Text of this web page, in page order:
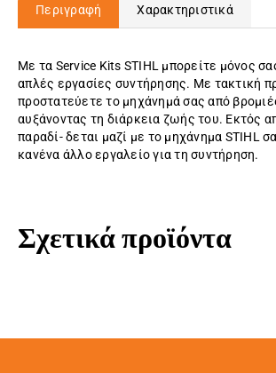
Περιγραφή Χαρακτηριστικά
Με τα Service Kits STIHL μπορείτε μόνος
απλές εργασίες συντήρησης. Με τακτική
προστατεύετε το μηχάνημά σας από
αυξάνοντας τη διάρκεια ζωής του. Εκτός
παραδί- δεται μαζί με το μηχάνημα STIHL
κανένα άλλο εργαλείο για τη συντήρηση.
Σχετικά προϊόντα